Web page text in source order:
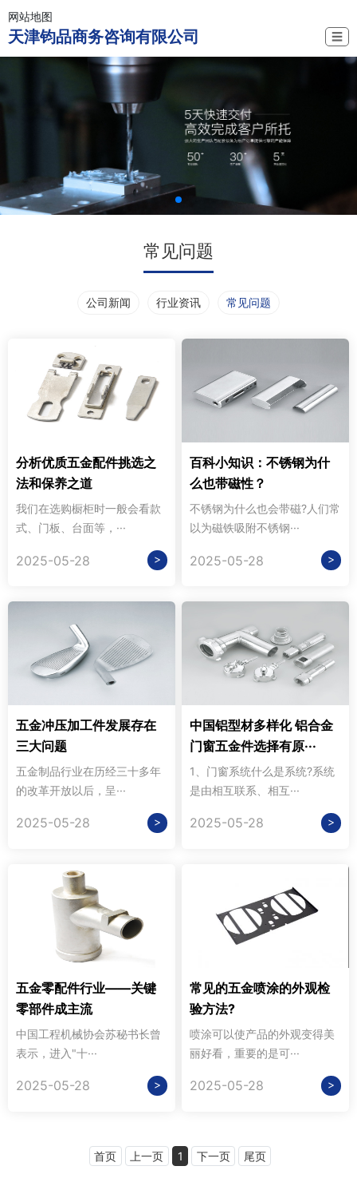
网站地图
天津钧品商务咨询有限公司 ☰
常见问题
公司新闻 行业资讯 常见问题
分析优质五金配件挑选之
法和保养之道
我们在选购橱柜时一般会看款
式、门板、台面等，···
2025-05-28 >
百科小知识：不锈钢为什
么也带磁性？
不锈钢为什么也会带磁?人们常
以为磁铁吸附不锈钢···
2025-05-28 >
五金冲压加工件发展存在
三大问题
五金制品行业在历经三十多年
的改革开放以后，呈···
2025-05-28 >
中国铝型材多样化 铝合金
门窗五金件选择有原···
1、门窗系统什么是系统?系统
是由相互联系、相互···
2025-05-28 >
五金零配件行业——关键
零部件成主流
中国工程机械协会苏秘书长曾
表示，进入"十···
2025-05-28 >
常见的五金喷涂的外观检
验方法?
喷涂可以使产品的外观变得美
丽好看，重要的是可···
2025-05-28 >
首页 上一页 1 下一页 尾页